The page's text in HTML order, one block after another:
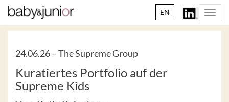
EN
24.06.26 –The Supreme Group
Kuratiertes Portfolio auf der
Supreme Kids